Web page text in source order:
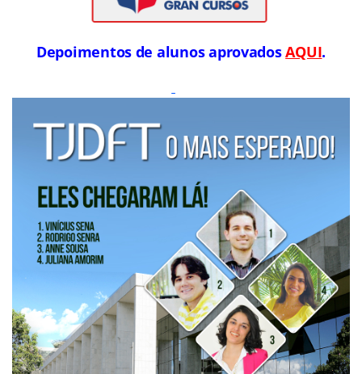
Depoimentos de alunos aprovadosAQUI.